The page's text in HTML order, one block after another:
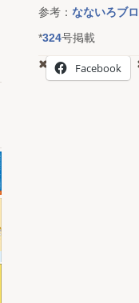
参考： なないろブ
*324号掲載
Facebook